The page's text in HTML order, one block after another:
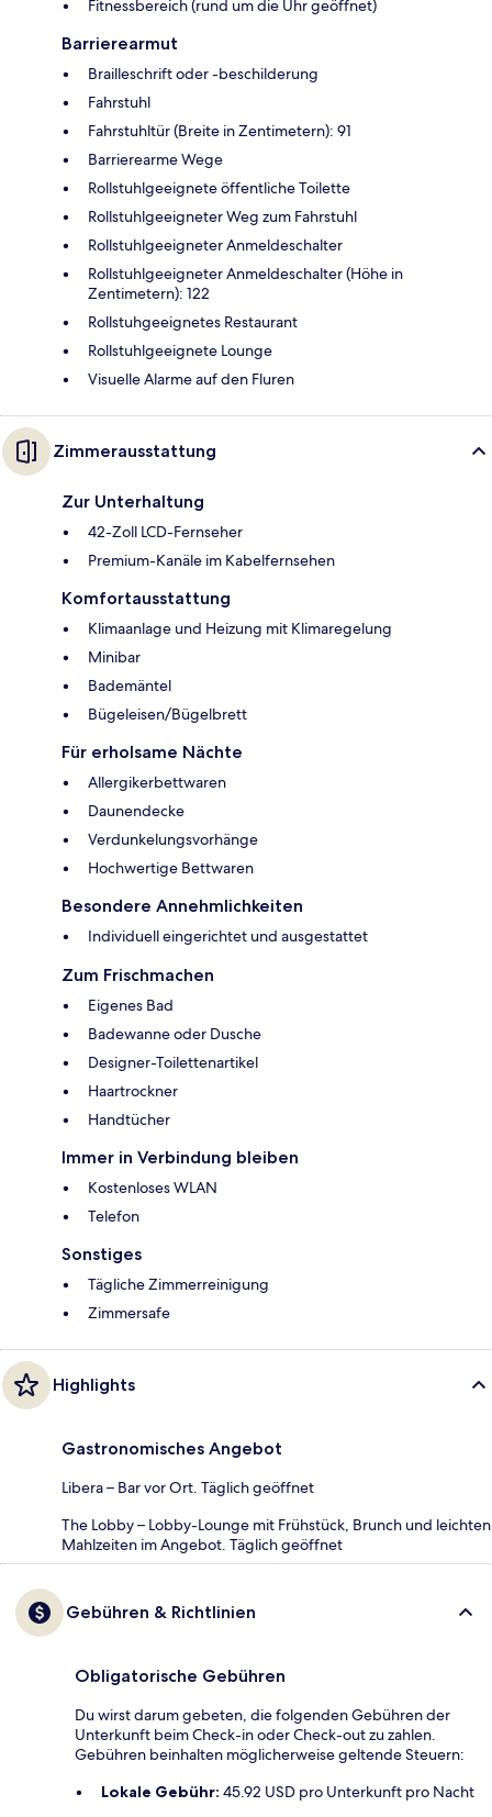
Fitnessbereich (rund um die Uhr geöffnet)
Barrierearmut
Brailleschrift oder -beschilderung
Fahrstuhl
Fahrstuhltür (Breite in Zentimetern): 91
Barrierearme Wege
Rollstuhlgeeignete öffentliche Toilette
Rollstuhlgeeigneter Weg zum Fahrstuhl
Rollstuhlgeeigneter Anmeldeschalter
Rollstuhlgeeigneter Anmeldeschalter (Höhe in
Zentimetern): 122
Rollstuhgeeignetes Restaurant
Rollstuhlgeeignete Lounge
Visuelle Alarme auf den Fluren
Zimmerausstattung
Zur Unterhaltung
42-Zoll LCD-Fernseher
Premium-Kanäle im Kabelfernsehen
Komfortausstattung
Klimaanlage und Heizung mit Klimaregelung
Minibar
Bademäntel
Bügeleisen/Bügelbrett
Für erholsame Nächte
Allergikerbettwaren
Daunendecke
Verdunkelungsvorhänge
Hochwertige Bettwaren
Besondere Annehmlichkeiten
Individuell eingerichtet und ausgestattet
Zum Frischmachen
Eigenes Bad
Badewanne oder Dusche
Designer-Toilettenartikel
Haartrockner
Handtücher
Immer in Verbindung bleiben
Kostenloses WLAN
Telefon
Sonstiges
Tägliche Zimmerreinigung
Zimmersafe
Highlights
Gastronomisches Angebot
Libera – Bar vor Ort. Täglich geöffnet
The Lobby – Lobby-Lounge mit Frühstück, Brunch und leichten
Mahlzeiten im Angebot. Täglich geöffnet
Gebühren & Richtlinien
Obligatorische Gebühren
Du wirst darum gebeten, die folgenden Gebühren der
Unterkunft beim Check-in oder Check-out zu zahlen.
Gebühren beinhalten möglicherweise geltende Steuern:
Lokale Gebühr: 45.92 USD pro Unterkunft pro Nacht